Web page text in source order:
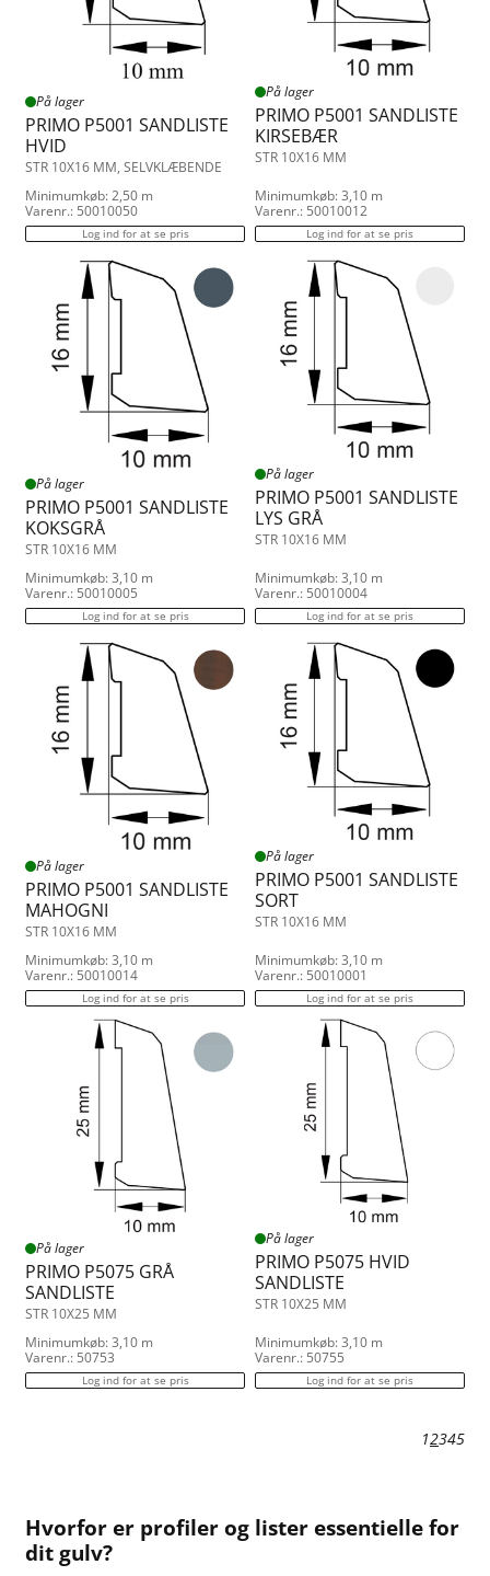
På lager
PRIMO P5001 SANDLISTE
HVID
STR 10X16 MM, SELVKLÆBENDE
Minimumkøb: 2,50 m
Varenr.: 50010050
Log ind for at se pris
På lager
PRIMO P5001 SANDLISTE
KIRSEBÆR
STR 10X16 MM
Minimumkøb: 3,10 m
Varenr.: 50010012
Log ind for at se pris
På lager
PRIMO P5001 SANDLISTE
KOKSGRÅ
STR 10X16 MM
Minimumkøb: 3,10 m
Varenr.: 50010005
Log ind for at se pris
På lager
PRIMO P5001 SANDLISTE
LYS GRÅ
STR 10X16 MM
Minimumkøb: 3,10 m
Varenr.: 50010004
Log ind for at se pris
På lager
PRIMO P5001 SANDLISTE
MAHOGNI
STR 10X16 MM
Minimumkøb: 3,10 m
Varenr.: 50010014
Log ind for at se pris
På lager
PRIMO P5001 SANDLISTE
SORT
STR 10X16 MM
Minimumkøb: 3,10 m
Varenr.: 50010001
Log ind for at se pris
På lager
PRIMO P5075 GRÅ
SANDLISTE
STR 10X25 MM
Minimumkøb: 3,10 m
Varenr.: 50753
Log ind for at se pris
På lager
PRIMO P5075 HVID
SANDLISTE
STR 10X25 MM
Minimumkøb: 3,10 m
Varenr.: 50755
Log ind for at se pris
12345
Hvorfor er profiler og lister essentielle for
dit gulv?